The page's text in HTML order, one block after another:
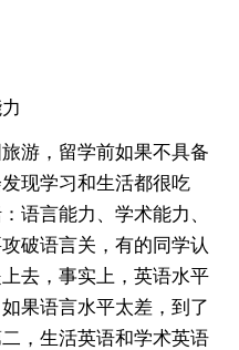
游，留学前如果不具备
现学习和生活都很吃
语言能力、学术能力、
破语言关，有的同学认
去，事实上，英语水平
果语言水平太差，到了
，生活英语和学术英语